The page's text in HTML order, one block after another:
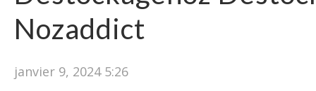
Nozaddict
janvier 9, 2024 5:26